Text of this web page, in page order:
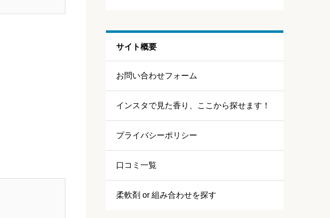
サイト概要
お問い合わせフォーム
インスタで見た香り、ここから探せます！
プライバシーポリシー
口コミ一覧
柔軟剤 or 組み合わせを探す